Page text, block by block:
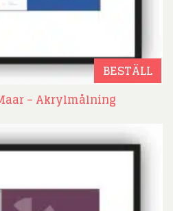
BESTÄLL
– Akrylmålning